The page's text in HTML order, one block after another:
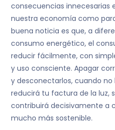
consecuencias innecesarias
nuestra economía como
buena noticia es que, a
consumo energético, el
reducir fácilmente, con
y uso consciente. Apagar
y desconectarlos, cuando no
reducirá tu factura de la luz,
contribuirá decisivamente a
mucho más sostenible.